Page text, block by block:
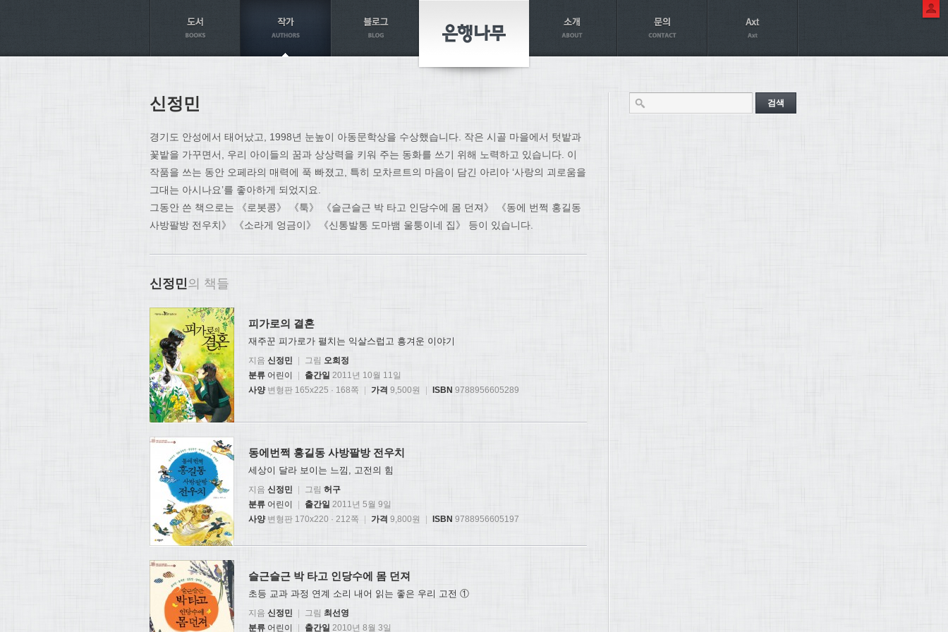
신정민
경기도 안성에서 태어났고, 1998년 눈높이 아동문학상을 수상했습니다. 작은 시골 마을에서 텃밭과
꽃밭을 가꾸면서, 우리 아이들의 꿈과 상상력을 키워 주는 동화를 쓰기 위해 노력하고 있습니다. 이
작품을 쓰는 동안 오페라의 매력에 푹 빠졌고, 특히 모차르트의 마음이 담긴 아리아 ‘사랑의 괴로움을
그대는 아시나요’를 좋아하게 되었지요.
그동안 쓴 책으로는 《로봇콩》 《툭》 《슬근슬근 박 타고 인당수에 몸 던져》 《동에 번쩍 홍길동
사방팔방 전우치》 《소라게 엉금이》 《신통발통 도마뱀 울퉁이네 집》 등이 있습니다.
신정민의 책들
피가로의 결혼
재주꾼 피가로가 펼치는 익살스럽고 흥겨운 이야기
지음 신정민 그림 오희정
분류 어린이 | 출간일 2011년 10월 11일
사양변형판 165x225 · 168쪽 | 가격 9,500원 | ISBN 9788956605289
동에번쩍 홍길동 사방팔방 전우치
세상이 달라 보이는 느낌, 고전의 힘
지음 신정민 그림 허구
분류 어린이 | 출간일 2011년 5월 9일
사양변형판 170x220 · 212쪽 | 가격 9,800원 | ISBN 9788956605197
슬근슬근 박 타고 인당수에 몸 던져
초등 교과 과정 연계 소리 내어 읽는 좋은 우리 고전 ①
지음 신정민 그림 최선영
분류 어린이 | 출간일 2010년 8월 3일